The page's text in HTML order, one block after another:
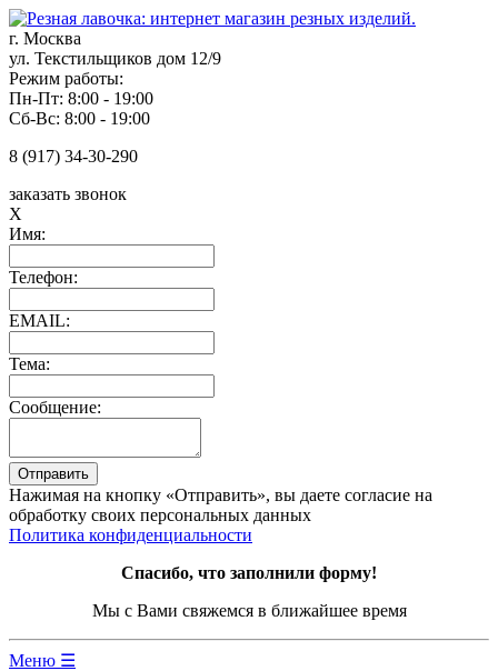
г. Москва
ул. Текстильщиков дом 12/9
Режим работы:
Пн-Пт: 8:00 - 19:00
Сб-Вс: 8:00 - 19:00
8 (917) 34-30-290
заказать звонок
X
Имя:
Телефон:
EMAIL:
Тема:
Сообщение:
Нажимая на кнопку «Отправить», вы даете согласие на
обработку своих персональных данных
Политика конфиденциальности
Спасибо, что заполнили форму!
Мы с Вами свяжемся в ближайшее время
Меню ☰